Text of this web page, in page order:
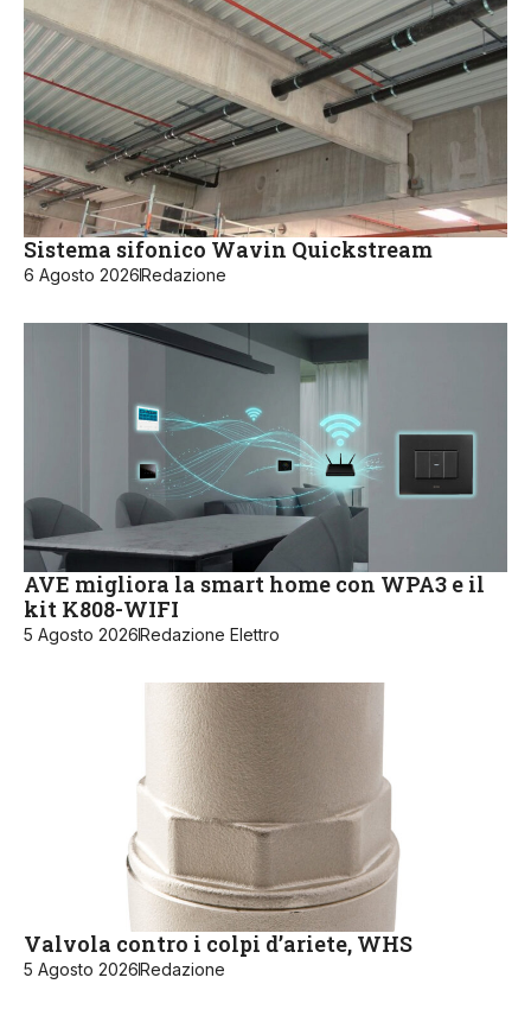
Sistema sifonico Wavin Quickstream
6 Agosto 2026Redazione
AVE migliora la smart home con WPA3 e il
kit K808-WIFI
5 Agosto 2026Redazione Elettro
Valvola contro i colpi d’ariete, WHS
5 Agosto 2026Redazione